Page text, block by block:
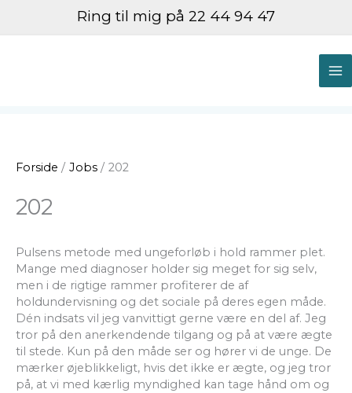
Ring til mig på 22 44 94 47
Forside Jobs 202
202
Pulsens metode med ungeforløb i hold rammer plet.
Mange med diagnoser holder sig meget for sig selv,
men i de rigtige rammer profiterer de af
holdundervisning og det sociale på deres egen måde.
Dén indsats vil jeg vanvittigt gerne være en del af. Jeg
tror på den anerkendende tilgang og på at være ægte
til stede. Kun på den måde ser og hører vi de unge. De
mærker øjeblikkeligt, hvis det ikke er ægte, og jeg tror
på, at vi med kærlig myndighed kan tage hånd om og